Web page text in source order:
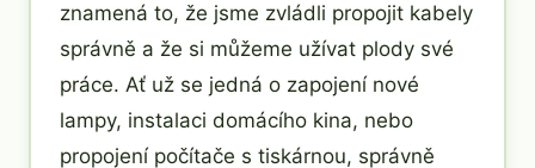
znamená to, že jsme zvládli propojit kabely
správně a že si můžeme užívat plody své
práce. Ať už se jedná o zapojení nové
lampy, instalaci domácího kina, nebo
propojení počítače s tiskárnou, správně